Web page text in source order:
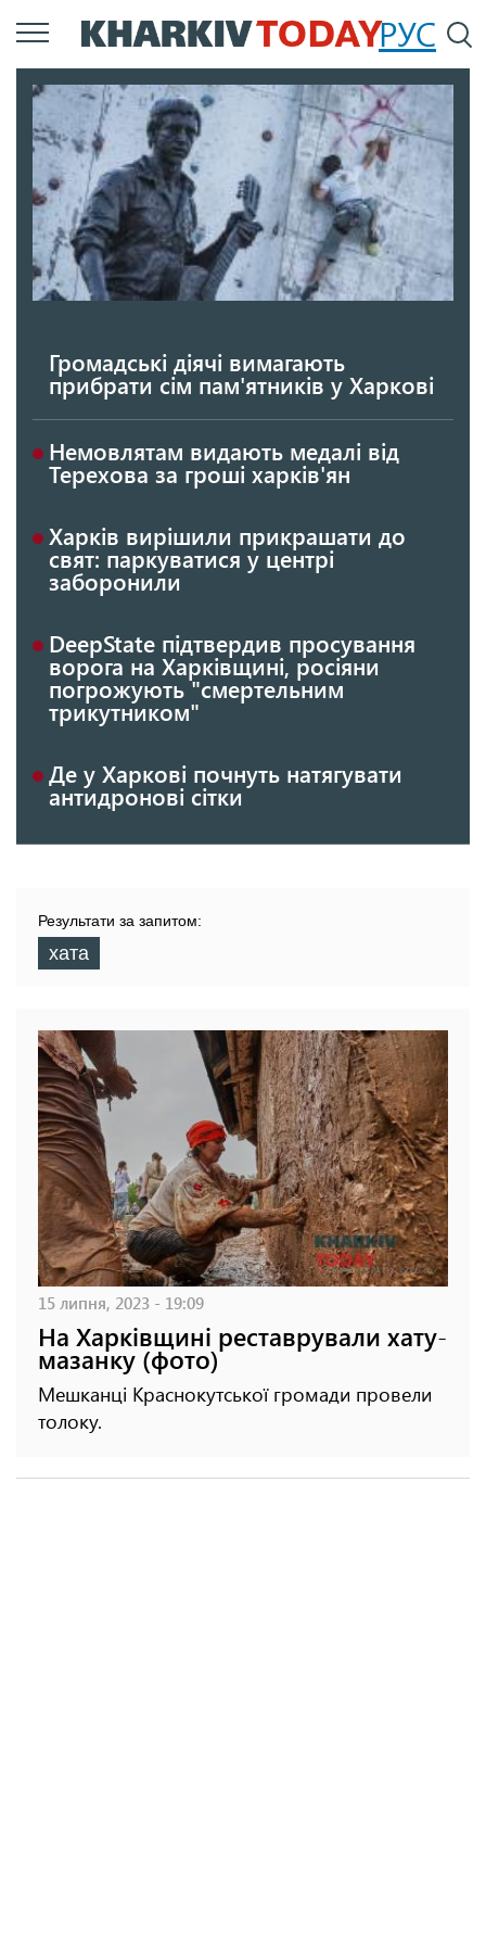
Перейти
до
вмісту
РУС
Громадські діячі вимагають
прибрати сім пам'ятників у Харкові
Немовлятам видають медалі від
Терехова за гроші харків'ян
Харків вирішили прикрашати до
свят: паркуватися у центрі
заборонили
DeepState підтвердив просування
ворога на Харківщині, росіяни
погрожують "смертельним
трикутником"
Де у Харкові почнуть натягувати
антидронові сітки
Результати за запитом:
хата
15 липня, 2023 - 19:09
На Харківщині реставрували хату-
мазанку (фото)
Мешканці Краснокутської громади провели
толоку.